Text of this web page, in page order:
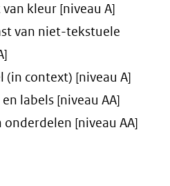
kleur [niveau A]
van niet-tekstuele
(in context) [niveau A]
labels [niveau AA]
onderdelen [niveau AA]